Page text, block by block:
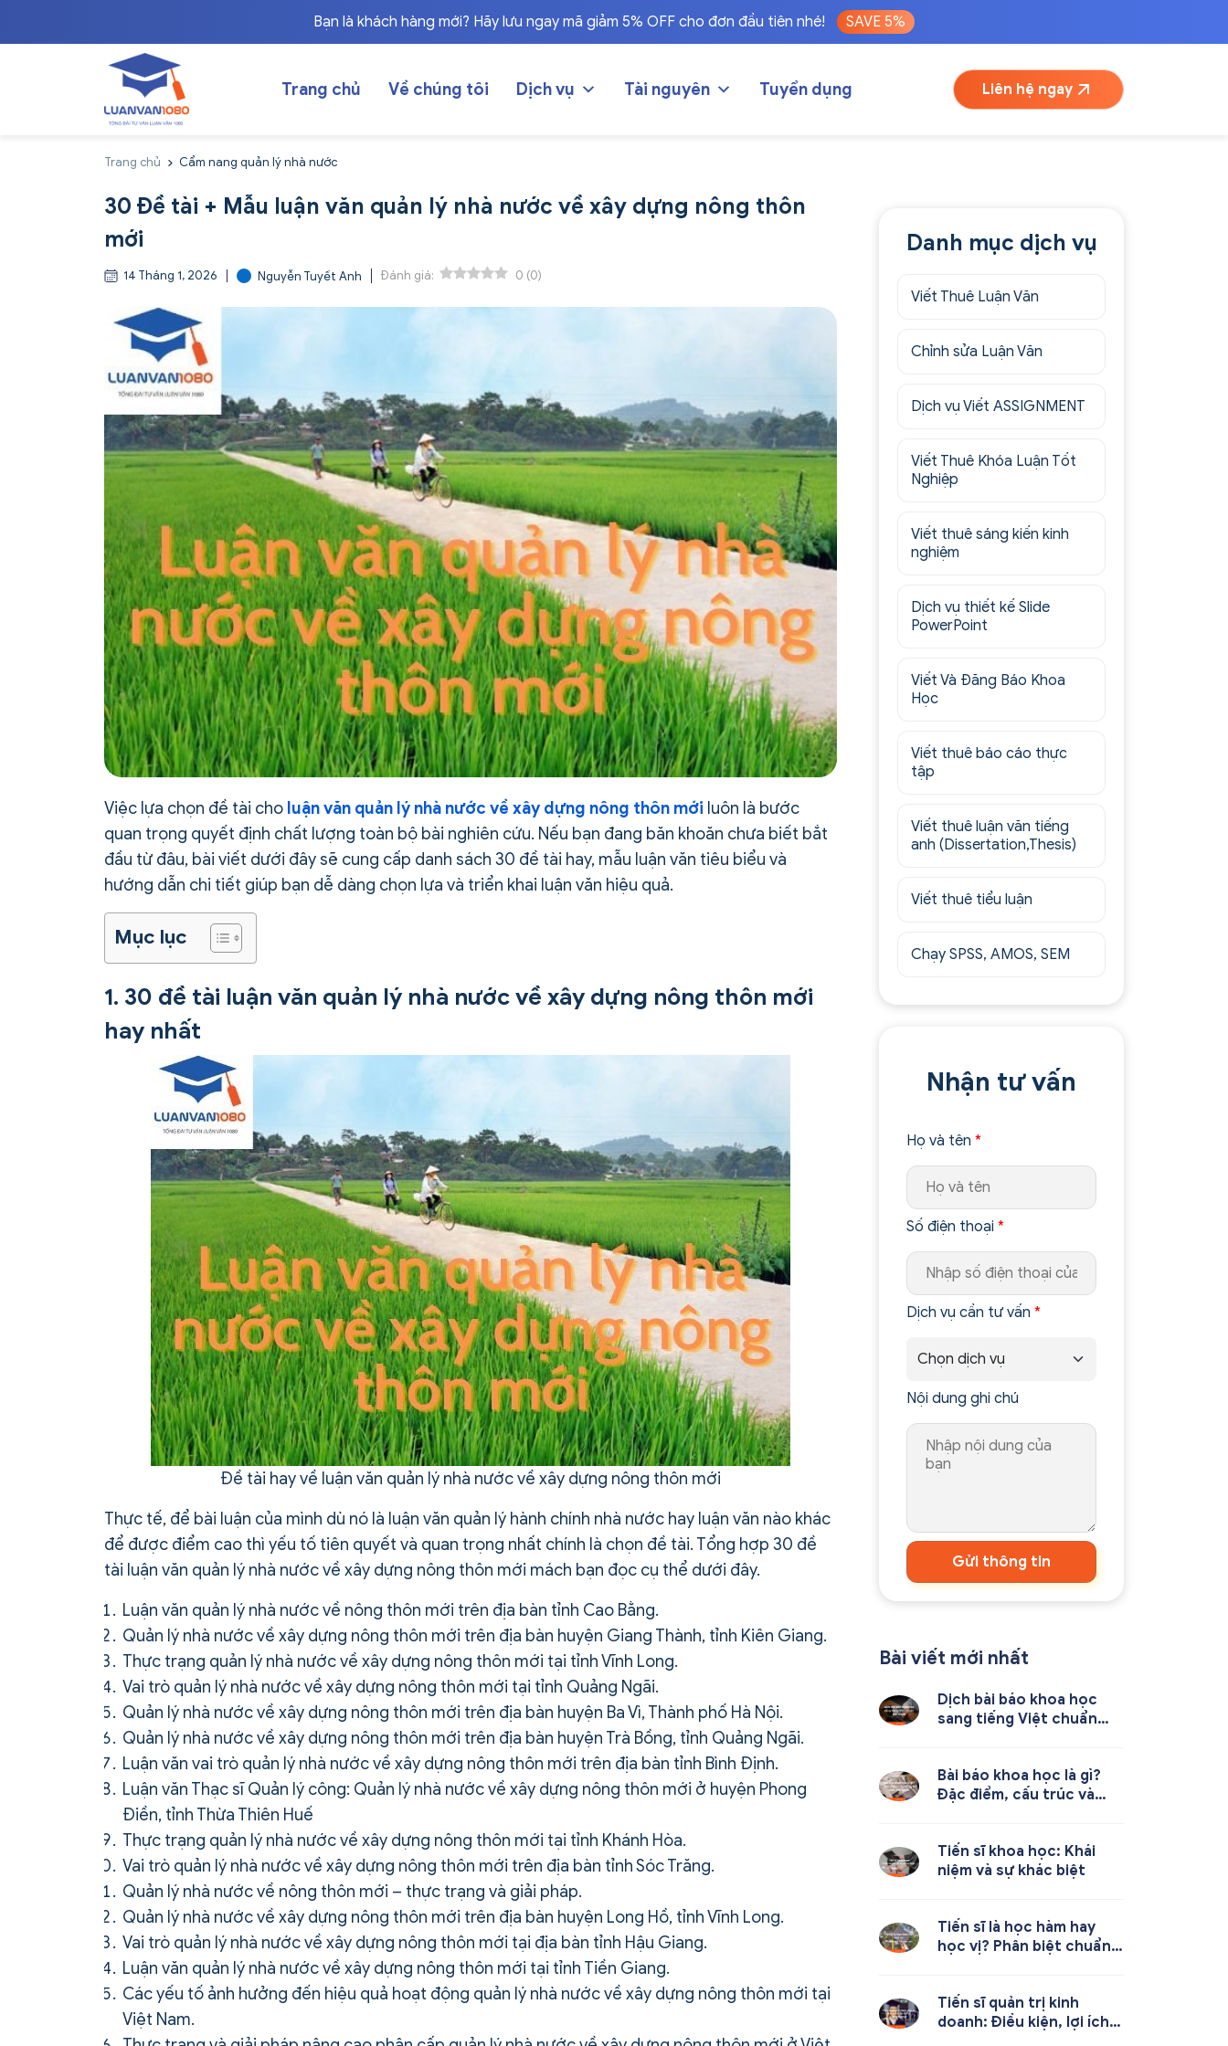
Bạn là khách hàng mới? Hãy lưu ngay mã giảm 5% OFF cho đơn đầu tiên nhé! SAVE 5%
Trang chủ Về chúng tôi Dịch vụ Tài nguyên Tuyển dụng Liên hệ ngay
Trang chủ Cẩm nang quản lý nhà nước
30 Đề tài + Mẫu luận văn quản lý nhà nước về xây dựng nông thôn
mới
14 Tháng 1, 2026 Nguyễn Tuyết Anh Đánh giá: 0 (0)
Việc lựa chọn đề tài cho luận văn quản lý nhà nước về xây dựng nông thôn mới luôn là bước
quan trọng quyết định chất lượng toàn bộ bài nghiên cứu. Nếu bạn đang băn khoăn chưa biết bắt
đầu từ đâu, bài viết dưới đây sẽ cung cấp danh sách 30 đề tài hay, mẫu luận văn tiêu biểu và
hướng dẫn chi tiết giúp bạn dễ dàng chọn lựa và triển khai luận văn hiệu quả.
Mục lục
1. 30 đề tài luận văn quản lý nhà nước về xây dựng nông thôn mới
hay nhất
Đề tài hay về luận văn quản lý nhà nước về xây dựng nông thôn mới
Thực tế, để bài luận của mình dù nó là luận văn quản lý hành chính nhà nước hay luận văn nào khác
để được điểm cao thì yếu tố tiên quyết và quan trọng nhất chính là chọn đề tài. Tổng hợp 30 đề
tài luận văn quản lý nhà nước về xây dựng nông thôn mới mách bạn đọc cụ thể dưới đây.
Luận văn quản lý nhà nước về nông thôn mới trên địa bàn tỉnh Cao Bằng.
Quản lý nhà nước về xây dựng nông thôn mới trên địa bàn huyện Giang Thành, tỉnh Kiên Giang.
Thực trạng quản lý nhà nước về xây dựng nông thôn mới tại tỉnh Vĩnh Long.
Vai trò quản lý nhà nước về xây dựng nông thôn mới tại tỉnh Quảng Ngãi.
Quản lý nhà nước về xây dựng nông thôn mới trên địa bàn huyện Ba Vì, Thành phố Hà Nội.
Quản lý nhà nước về xây dựng nông thôn mới trên địa bàn huyện Trà Bồng, tỉnh Quảng Ngãi.
Luận văn vai trò quản lý nhà nước về xây dựng nông thôn mới trên địa bàn tỉnh Bình Định.
Luận văn Thạc sĩ Quản lý công: Quản lý nhà nước về xây dựng nông thôn mới ở huyện Phong
Điền, tỉnh Thừa Thiên Huế
Thực trạng quản lý nhà nước về xây dựng nông thôn mới tại tỉnh Khánh Hòa.
Vai trò quản lý nhà nước về xây dựng nông thôn mới trên địa bàn tỉnh Sóc Trăng.
Quản lý nhà nước về nông thôn mới – thực trạng và giải pháp.
Quản lý nhà nước về xây dựng nông thôn mới trên địa bàn huyện Long Hồ, tỉnh Vĩnh Long.
Vai trò quản lý nhà nước về xây dựng nông thôn mới tại địa bàn tỉnh Hậu Giang.
Luận văn quản lý nhà nước về xây dựng nông thôn mới tại tỉnh Tiền Giang.
Các yếu tố ảnh hưởng đến hiệu quả hoạt động quản lý nhà nước về xây dựng nông thôn mới tại
Việt Nam.
Danh mục dịch vụ
Viết Thuê Luận Văn
Chỉnh sửa Luận Văn
Dịch vụ Viết ASSIGNMENT
Viết Thuê Khóa Luận Tốt
Nghiệp
Viết thuê sáng kiến kinh
nghiệm
Dịch vụ thiết kế Slide
PowerPoint
Viết Và Đăng Báo Khoa
Học
Viết thuê báo cáo thực
tập
Viết thuê luận văn tiếng
anh (Dissertation,Thesis)
Viết thuê tiểu luận
Chạy SPSS, AMOS, SEM
Nhận tư vấn
Họ và tên*
Số điện thoại*
Dịch vụ cần tư vấn*
Nội dung ghi chú
Gửi thông tin
Bài viết mới nhất
Dịch bài báo khoa học
sang tiếng Việt chuẩn
Bài báo khoa học là gì?
Đặc điểm, cấu trúc và
Tiến sĩ khoa học: Khái
niệm và sự khác biệt
Tiến sĩ là học hàm hay
học vị? Phân biệt chuẩn
Tiến sĩ quản trị kinh
doanh: Điều kiện, lợi ích